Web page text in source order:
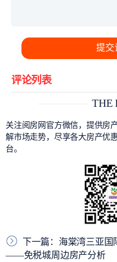
提交
评论列表
THE
关注阅房网官方微信，提供房
解市场走势，尽享各大房产优
台。
下一篇：海棠湾三亚
——免税城周边房产分析